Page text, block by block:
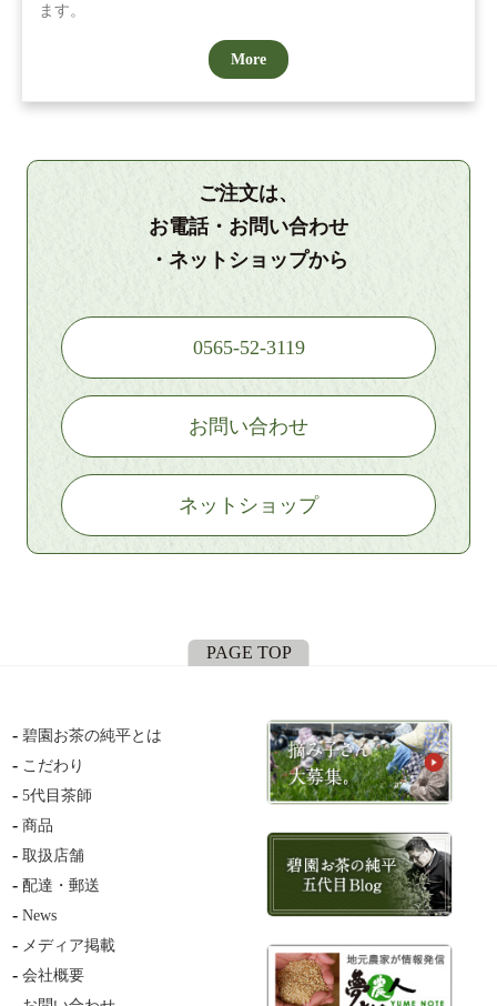
ます。
More
ご注文は、
お電話・お問い合わせ
・ネットショップから
0565-52-3119
お問い合わせ
ネットショップ
PAGE TOP
碧園お茶の純平とは
こだわり
5代目茶師
商品
取扱店舗
配達・郵送
News
メディア掲載
会社概要